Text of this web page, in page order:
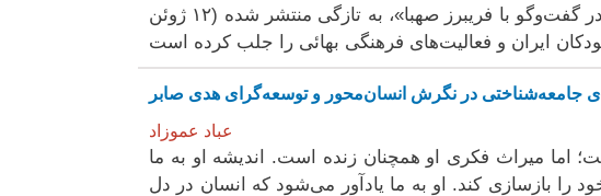
سوم این پادکست، با عنوان «بازخوانی مجلهٔ «ورقا»، در گفت‌وگو با فریبرز صهبا»، به تازگی منتشر شده (۱۲ ژوئن
جامعه‌شناختی در نگرش انسان‌محور و توسعه‌گرای هدی صابر
عباد عموزاد
از میان ما رفت؛ اما میراث فکری او همچنان زنده است. اندیشه او به ما
را بازسازی کند. او به ما یادآور می‌شود که انسان در دل